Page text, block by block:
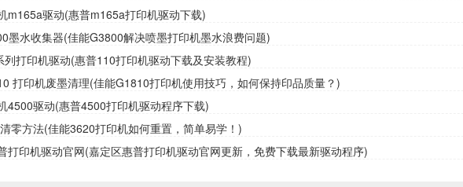
m165a驱动(惠普m165a打印机驱动下载)
墨水收集器(佳能G3800解决喷墨打印机墨水浪费问题)
列打印机驱动(惠普110打印机驱动下载及安装教程)
打印机废墨清理(佳能G1810打印机使用技巧，如何保持印品质量？)
4500驱动(惠普4500打印机驱动程序下载)
零方法(佳能3620打印机如何重置，简单易学！)
打印机驱动官网(嘉定区惠普打印机驱动官网更新，免费下载最新驱动程序)